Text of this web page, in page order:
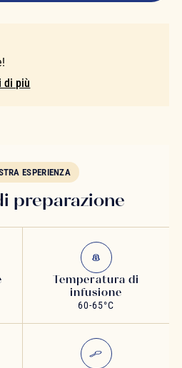
di più
ESPERIENZA
preparazione
Temperatura di
infusione
60-65°C